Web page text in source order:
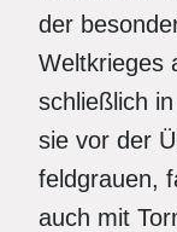
der
Weltkrieges
schließlich
sie vor der
feldgrauen,
auch mit